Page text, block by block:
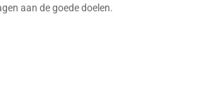
aan de goede doelen.